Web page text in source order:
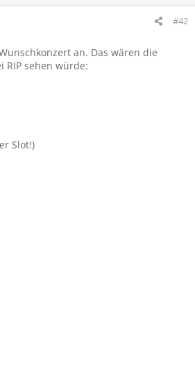
#42
an. Das wären die
RIP sehen würde:
Slot!)